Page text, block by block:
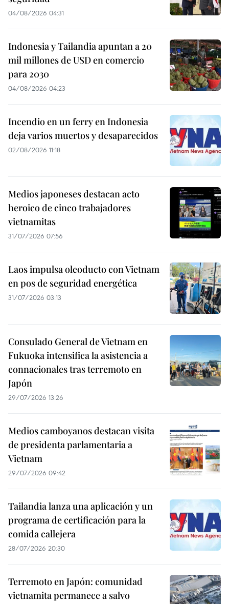
04/08/2026 04:31
Indonesia y Tailandia apuntan a 20
mil millones de USD en comercio
para 2030
04/08/2026 04:23
Incendio en un ferry en Indonesia
deja varios muertos y desaparecidos
02/08/2026 11:18
Medios japoneses destacan acto
heroico de cinco trabajadores
vietnamitas
31/07/2026 07:56
Laos impulsa oleoducto con Vietnam
en pos de seguridad energética
31/07/2026 03:13
Consulado General de Vietnam en
Fukuoka intensifica la asistencia a
connacionales tras terremoto en
Japón
29/07/2026 13:26
Medios camboyanos destacan visita
de presidenta parlamentaria a
Vietnam
29/07/2026 09:42
Tailandia lanza una aplicación y un
programa de certificación para la
comida callejera
28/07/2026 20:30
Terremoto en Japón: comunidad
vietnamita permanece a salvo